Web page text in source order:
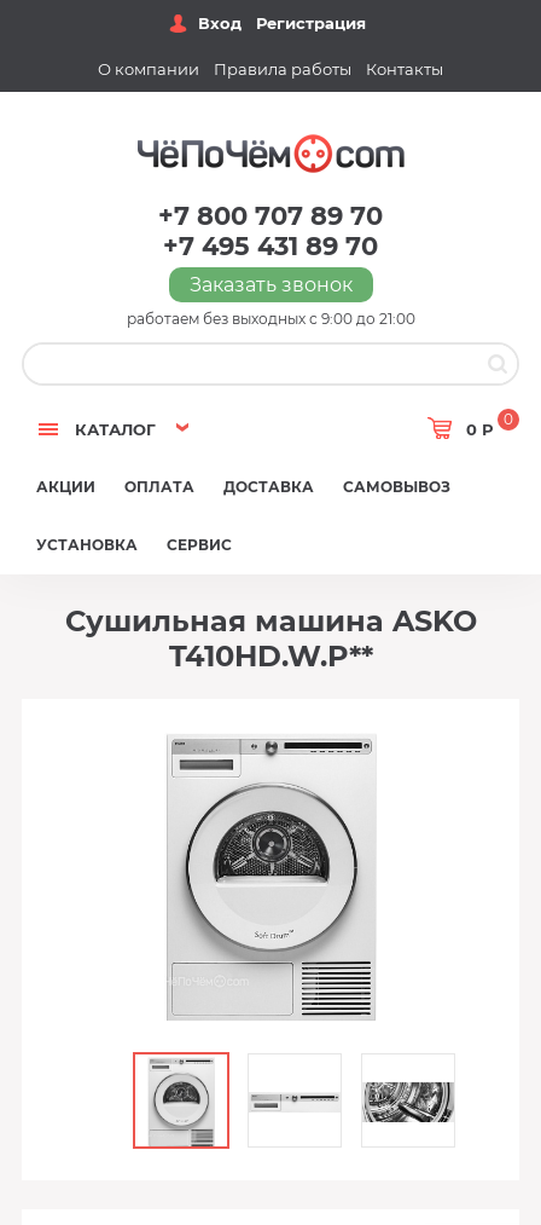
Вход Регистрация
О компании Правила работы Контакты
+7 800 707 89 70
+7 495 431 89 70
Заказать звонок
работаем без выходных с 9:00 до 21:00
КАТАЛОГ 0 Р
0
АКЦИИ ОПЛАТА ДОСТАВКА САМОВЫВОЗ
УСТАНОВКА СЕРВИС
Сушильная машина ASKO
T410HD.W.P**